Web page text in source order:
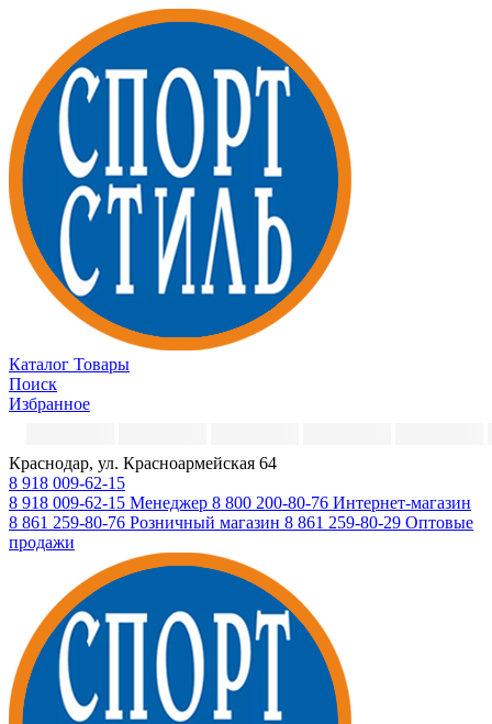
Каталог Товары
Поиск
Избранное
Краснодар, ул. Красноармейская 64
8 918 009-62-15
8 918 009-62-15 Менеджер 8 800 200-80-76 Интернет-магазин
8 861 259-80-76 Розничный магазин 8 861 259-80-29 Оптовые
продажи